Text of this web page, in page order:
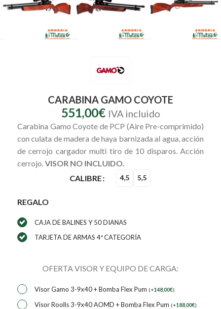
CARABINA GAMO COYOTE
551,00€ IVA incluido
Carabina Gamo Coyote de PCP (Aire Pre-comprimido)
con culata de madera de haya barnizada al agua, acción
de cerrojo cargador multi tiro de 10 disparos. Acción
cerrojo. VISOR NO INCLUIDO.
CALIBRE
4,5 5,5
REGALO
CAJA DE BALINES Y 50 DIANAS
TARJETA DE ARMAS 4ª CATEGORÍA
OFERTA VISOR Y EQUIPO DE CARGA:
Visor Gamo 3-9x40 + Bomba Flex Pum (+148,00€)
Visor Roolls 3-9x40 AOMD + Bomba Flex Pum (+188,00€)